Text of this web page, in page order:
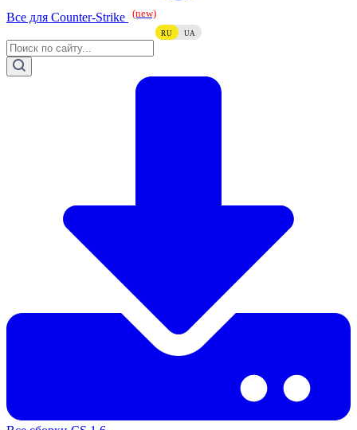
Все для Counter-Strike (new)
RU UA